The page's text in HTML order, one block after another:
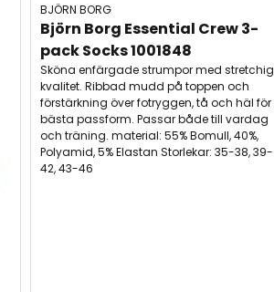
BJÖRN BORG
Björn Borg Essential Crew 3-
pack Socks 1001848
Sköna enfärgade strumpor med stretchig
kvalitet. Ribbad mudd på toppen och
förstärkning över fotryggen, tå och häl för
bästa passform. Passar både till vardag
och träning. material: 55% Bomull, 40%,
Polyamid, 5% Elastan Storlekar: 35-38, 39-
42, 43-46